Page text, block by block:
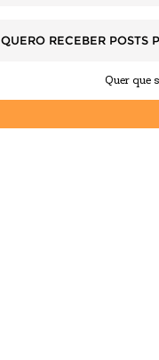
QUERO RECEBER POSTS
Quer que